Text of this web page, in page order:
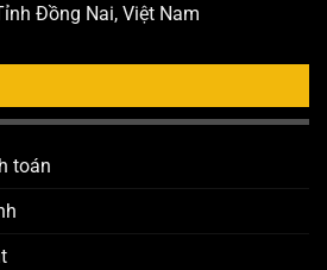
Đồng Nai, Việt Nam
toán